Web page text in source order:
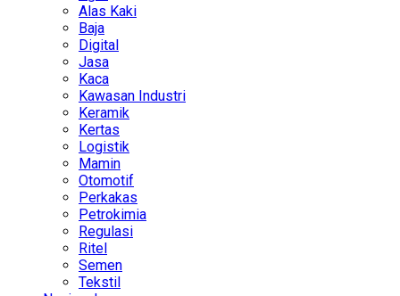
Alas Kaki
Baja
Digital
Jasa
Kaca
Kawasan Industri
Keramik
Kertas
Logistik
Mamin
Otomotif
Perkakas
Petrokimia
Regulasi
Ritel
Semen
Tekstil